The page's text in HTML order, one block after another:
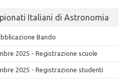
Italiani di Astronomia
Bando
2025 - Registrazione scuole
2025 - Registrazione studenti